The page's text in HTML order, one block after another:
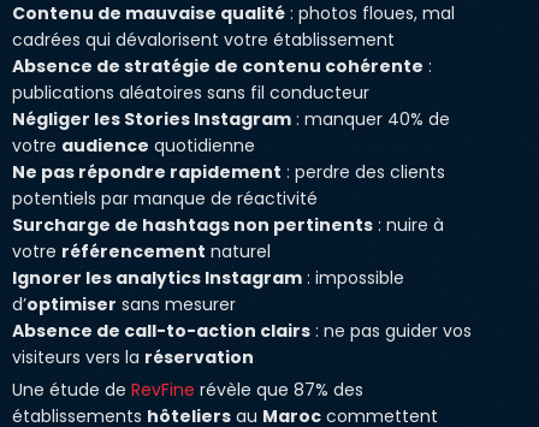
Contenu de mauvaise qualité : photos floues, mal
cadrées qui dévalorisent votre établissement
Absence de stratégie de contenu cohérente :
publications aléatoires sans fil conducteur
Négliger les Stories Instagram : manquer 40% de
votre audience quotidienne
Ne pas répondre rapidement : perdre des clients
potentiels par manque de réactivité
Surcharge de hashtags non pertinents : nuire à
votre référencement naturel
Ignorer les analytics Instagram : impossible
d’optimiser sans mesurer
Absence de call-to-action clairs : ne pas guider vos
visiteurs vers la réservation
Une étude de RevFine révèle que 87% des
établissements hôteliers au Maroc commettent